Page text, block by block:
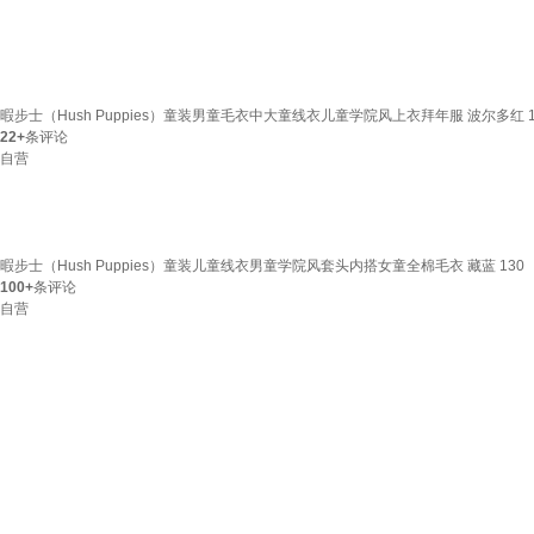
暇步士（Hush Puppies）童装男童毛衣中大童线衣儿童学院风上衣拜年服 波尔多红
22+条评论
自营
暇步士（Hush Puppies）童装儿童线衣男童学院风套头内搭女童全棉毛衣 藏蓝 130
100+条评论
自营